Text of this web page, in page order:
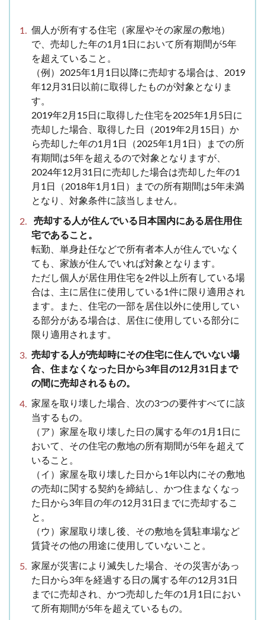
個人が所有する住宅（家屋やその家屋の敷地）
で、売却した年の1月1日において所有期間が5年
を超えていること。
（例）2025年1月1日以降に売却する場合は、2019
年12月31日以前に取得したものが対象となりま
す。
2019年2月15日に取得した住宅を2025年1月5日に
売却した場合、取得した日（2019年2月15日）か
ら売却した年の1月1日（2025年1月1日）までの所
有期間は5年を超えるので対象となりますが、
2024年12月31日に売却した場合は売却した年の1
月1日（2018年1月1日）までの所有期間は5年未満
となり、対象条件に該当しません。
売却する人が住んでいる日本国内にある居住用住
宅であること。
転勤、単身赴任などで所有者本人が住んでいなく
ても、家族が住んでいれば対象となります。
ただし個人が居住用住宅を2件以上所有している場
合は、主に居住に使用している1件に限り適用され
ます。また、住宅の一部を居住以外に使用してい
る部分がある場合は、居住に使用している部分に
限り適用されます。
売却する人が売却時にその住宅に住んでいない場
合、住まなくなった日から3年目の12月31日まで
の間に売却されるもの。
家屋を取り壊した場合、次の3つの要件すべてに該
当するもの。
（ア）家屋を取り壊した日の属する年の1月1日に
おいて、その住宅の敷地の所有期間が5年を超えて
いること。
（イ）家屋を取り壊した日から1年以内にその敷地
の売却に関する契約を締結し、かつ住まなくなっ
た日から3年目の年の12月31日までに売却するこ
と。
（ウ）家屋取り壊し後、その敷地を賃駐車場など
賃貸その他の用途に使用していないこと。
家屋が災害により滅失した場合、その災害があっ
た日から3年を経過する日の属する年の12月31日
までに売却され、かつ売却した年の1月1日におい
て所有期間が5年を超えているもの。